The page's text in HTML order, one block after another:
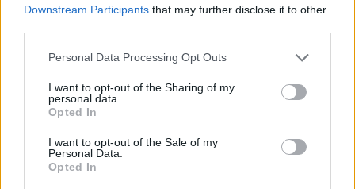
Downstream Participants that may further disclose it to other
Please note that this website/app uses one or more Google
not limited to your visit or usage behaviour. You may click to
grant or deny consent to Google and its third-party tags to
use your data for below specified purposes in below Google
consent section.
Personal Data Processing Opt Outs
I want to opt-out of the Sharing of my
personal data.
Opted In
I want to opt-out of the Sale of my
Personal Data.
Opted In
Μια 92χρονη καταγγέλλει 49χρονο ότι προσπάθησε να
τη βιάσει στη Μεσσηνία
Ο φερόμενος ως δράστης συνελήφθη από την
αστυνομία και δηλώνει αθώος
03.04.2023, 10:22 7